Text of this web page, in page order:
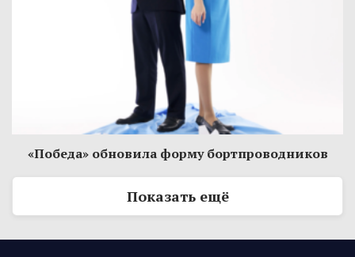
«Победа» обновила форму бортпроводников
Показать ещё